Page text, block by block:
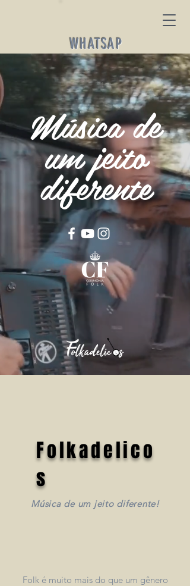
WHATSAP
P
Música de
um jeito
diferente
Folkadelico
s
Música de um jeito diferente!
Folk é muito mais do que um gênero